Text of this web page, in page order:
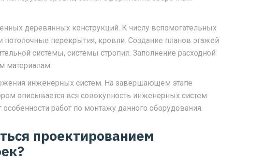
деревянных конструкций. К числу вспомогательных
потолочные перекрытия, кровли. Создание планов этажей
системы, системы стропил. Заполнение расходной
материалам.
инженерных систем. На завершающем этапе
описывается вся совокупность инженерных систем
работ по монтажу данного оборудования.
проектированием